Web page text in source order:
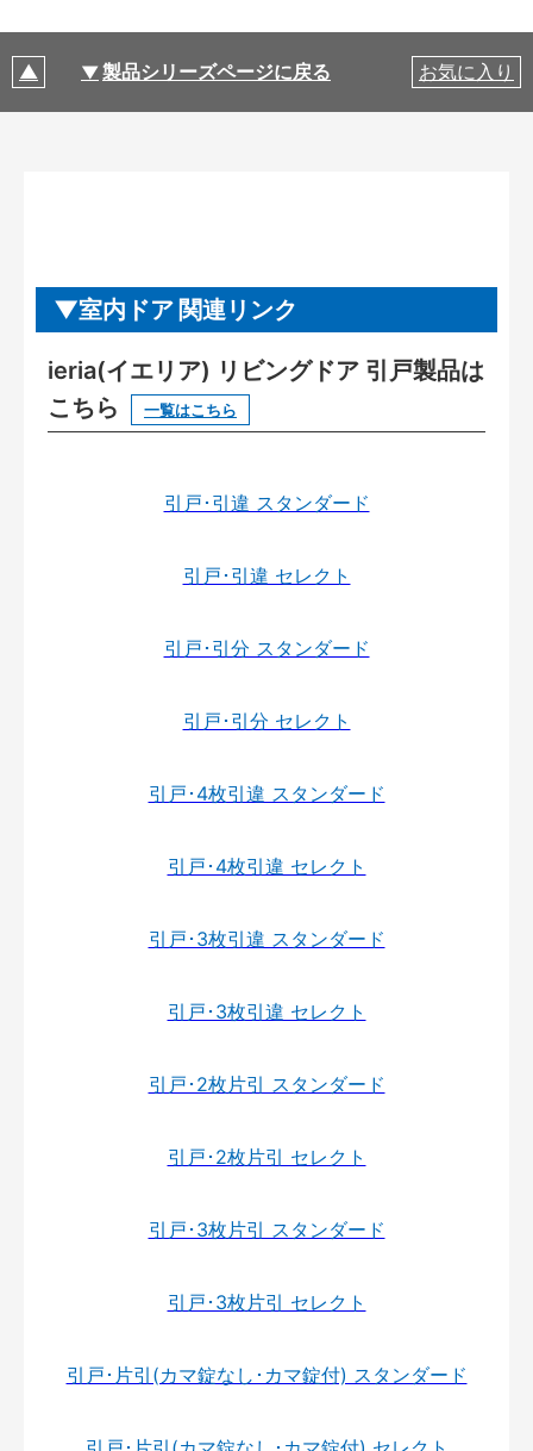
製品シリーズページに戻る お気に入り
室内ドア 関連リンク
ieria(イエリア) リビングドア 引戸製品は
こちら
一覧はこちら
引戸･引違 スタンダード
引戸･引違 セレクト
引戸･引分 スタンダード
引戸･引分 セレクト
引戸･4枚引違 スタンダード
引戸･4枚引違 セレクト
引戸･3枚引違 スタンダード
引戸･3枚引違 セレクト
引戸･2枚片引 スタンダード
引戸･2枚片引 セレクト
引戸･3枚片引 スタンダード
引戸･3枚片引 セレクト
引戸･片引(カマ錠なし･カマ錠付) スタンダード